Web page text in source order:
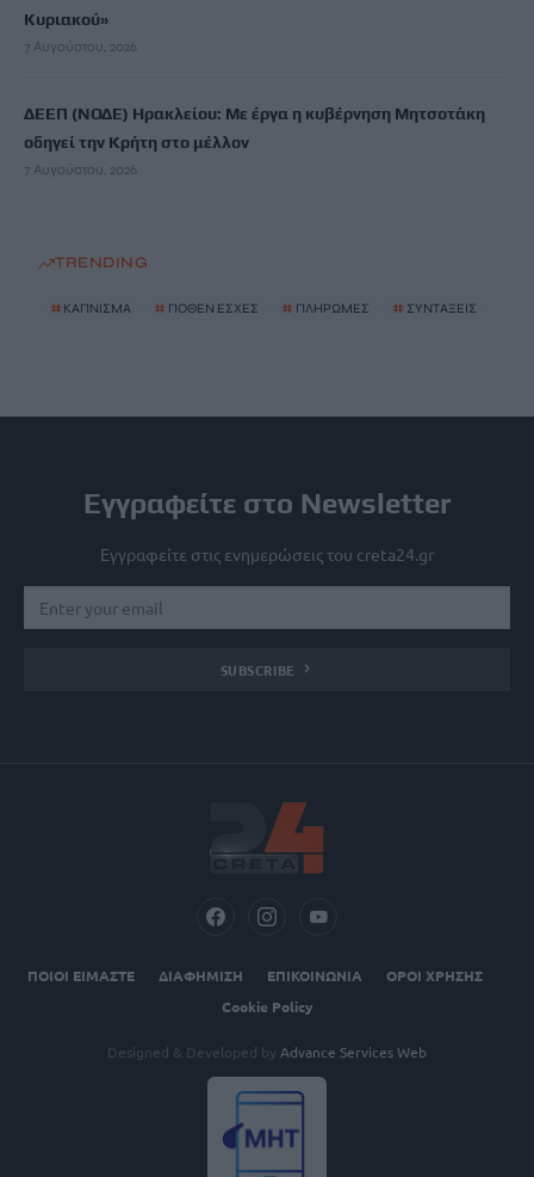
Κυριακού»
7 Αυγούστου, 2026
ΔΕΕΠ (ΝΟΔΕ) Ηρακλείου: Με έργα η κυβέρνηση Μητσοτάκη
οδηγεί την Κρήτη στο μέλλον
7 Αυγούστου, 2026
TRENDING
# ΚΑΠΝΙΣΜΑ # ΠΟΘΕΝ ΕΣΧΕΣ # ΠΛΗΡΩΜΕΣ # ΣΥΝΤΑΞΕΙΣ
Εγγραφείτε στο Newsletter
Εγγραφείτε στις ενημερώσεις του creta24.gr
SUBSCRIBE
ΠΟΙΟΙ ΕΙΜΑΣΤΕ ΔΙΑΦΗΜΙΣΗ ΕΠΙΚΟΙΝΩΝΙΑ
ΟΡΟΙ ΧΡΗΣΗΣ
Cookie Policy
Designed & Developed by Advance Services Web